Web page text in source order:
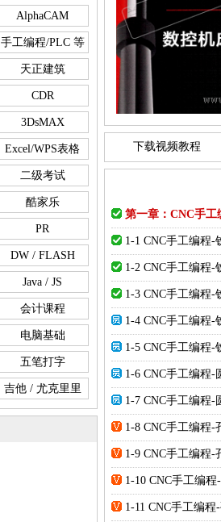
AlphaCAM
手工编程/PLC 等
天正建筑
CDR
3DsMAX
Excel/WPS表格
二级考试
酷家乐
PR
DW / FLASH
Java / JS
会计课程
电脑基础
五笔打字
吉他 / 尤克里里
下载视频教程
第一章：CNC手工
1-1 CNC手工编程
1-2 CNC手工编程
1-3 CNC手工编程
1-4 CNC手工编程
1-5 CNC手工编程
1-6 CNC手工编程-
1-7 CNC手工编程-
1-8 CNC手工编程-
1-9 CNC手工编程-
1-10 CNC手工编
1-11 CNC手工编